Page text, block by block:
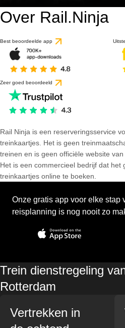
Over Rail.Ninja
Best beoordeelde app
Zeer goed beoordeeld
Rail Ninja is een reserveringsservice
treinkaartjes. Het is geen
treinen en is geen officiële website
Het is een commercieel bedrijf dat het
treinkaartjes online te boeken.
Onze gratis app voor elke
reisplanning is nog nooit zo
Trein dienstregeling
Rotterdam
Vertrekken in